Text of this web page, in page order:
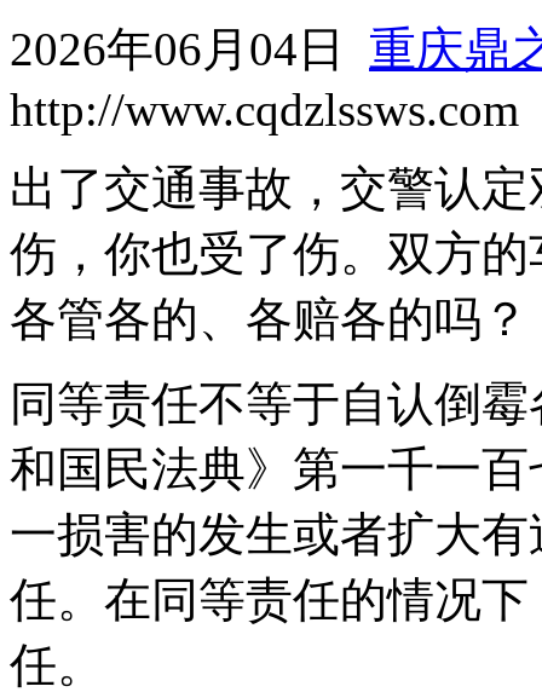
2026年06月04日 重庆鼎
http://www.cqdzlssws.com
出了交通事故，交警认
伤，你也受了伤。双方
各管各的、各赔各的吗？
同等责任不等于自认倒
和国民法典》第一千一
一损害的发生或者扩大
任。在同等责任的情况
任。